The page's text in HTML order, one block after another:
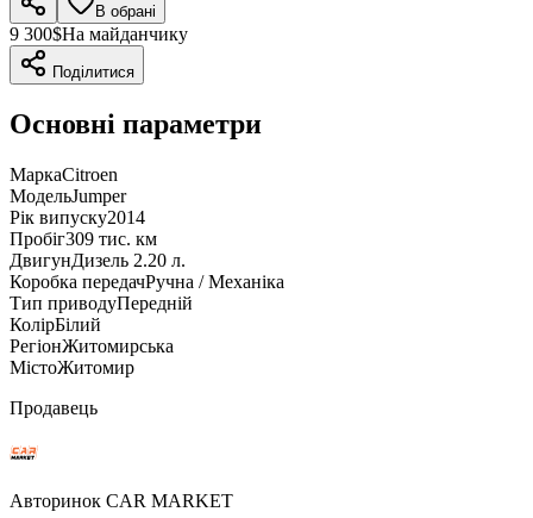
В обрані
9 300$На майданчику
Поділитися
Основні параметри
МаркаCitroen
МодельJumper
Рік випуску2014
Пробіг309 тис. км
ДвигунДизель 2.20 л.
Коробка передачРучна / Механіка
Тип приводуПередній
КолірБілий
РегіонЖитомирська
МістоЖитомир
Продавець
Авторинок CAR MARKET